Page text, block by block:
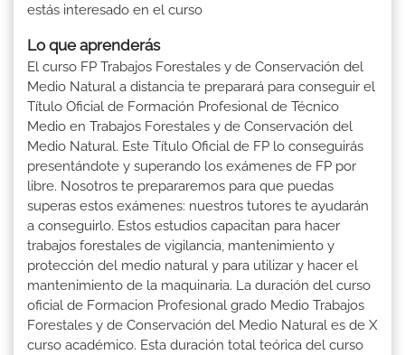
estás interesado en el curso
Lo que aprenderás
El curso FP Trabajos Forestales y de Conservación del
Medio Natural a distancia te preparará para conseguir el
Título Oficial de Formación Profesional de Técnico
Medio en Trabajos Forestales y de Conservación del
Medio Natural. Este Título Oficial de FP lo conseguirás
presentándote y superando los exámenes de FP por
libre. Nosotros te prepararemos para que puedas
superas estos exámenes: nuestros tutores te ayudarán
a conseguirlo. Estos estudios capacitan para hacer
trabajos forestales de vigilancia, mantenimiento y
protección del medio natural y para utilizar y hacer el
mantenimiento de la maquinaria. La duración del curso
oficial de Formacion Profesional grado Medio Trabajos
Forestales y de Conservación del Medio Natural es de X
curso académico. Esta duración total teórica del curso